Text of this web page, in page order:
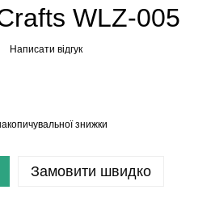
WLZ-005
Написати відгук
знижки
Замовити швидко